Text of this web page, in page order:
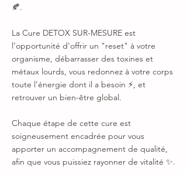
🍂.
La Cure DETOX SUR-MESURE est
l’opportunité d'offrir un "reset" à votre
organisme, débarrasser des toxines et
métaux lourds, vous redonnez à votre corps
toute l'énergie dont il a besoin ⚡, et
retrouver un bien-être global.
Chaque étape de cette cure est
soigneusement encadrée pour vous
apporter un accompagnement de qualité,
afin que vous puissiez rayonner de vitalité ✨.